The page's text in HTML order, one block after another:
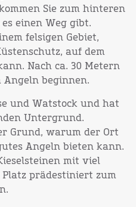
Sie zum hinteren
einen Weg gibt.
felsigen Gebiet,
auf dem
Nach ca. 30 Metern
Angeln beginnen.
und Watstock und hat
Untergrund.
Grund, warum der Ort
Angeln bieten kann.
​​mit viel
Platz prädestiniert zum